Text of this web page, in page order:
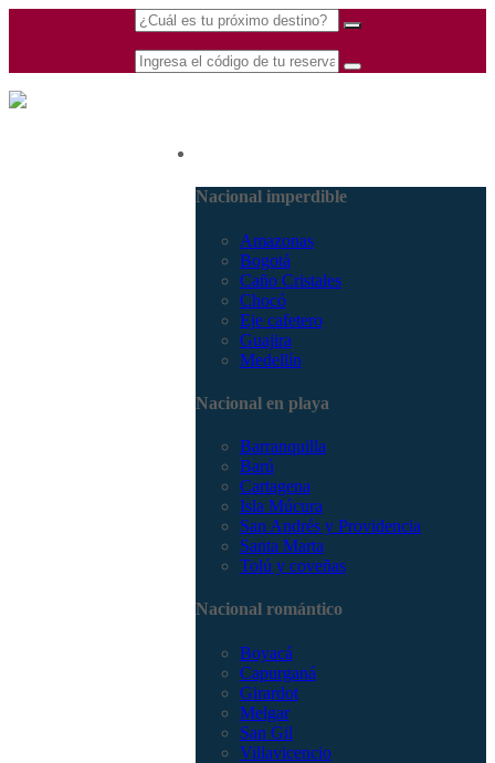
Nacional imperdible
Amazonas
Bogotá
Caño Cristales
Chocó
Eje cafetero
Guajira
Medellín
Nacional en playa
Barranquilla
Barú
Cartagena
Isla Múcura
San Andrés y Providencia
Santa Marta
Tolú y coveñas
Nacional romántico
Boyacá
Capurganá
Girardot
Melgar
San Gil
Villavicencio